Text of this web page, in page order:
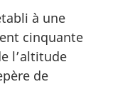
à une
cinquante
l’altitude
de